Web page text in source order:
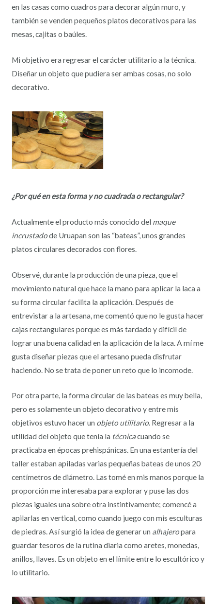
en las casas como cuadros para decorar algún muro, y
también se venden pequeños platos decorativos para las
mesas, cajitas o baúles.
Mi objetivo era regresar el carácter utilitario a la técnica.
Diseñar un objeto que pudiera ser ambas cosas, no solo
decorativo.
¿Por qué en esta forma y no cuadrada o rectangular?
Actualmente el producto más conocido del maque
incrustadode Uruapan son las “bateas”, unos grandes
platos circulares decorados con flores.
Observé, durante la producción de una pieza, que el
movimiento natural que hace la mano para aplicar la laca a
su forma circular facilita la aplicación. Después de
entrevistar a la artesana, me comentó que no le gusta hacer
cajas rectangulares porque es más tardado y difícil de
lograr una buena calidad en la aplicación de la laca. A mí me
gusta diseñar piezas que el artesano pueda disfrutar
haciendo. No se trata de poner un reto que lo incomode.
Por otra parte, la forma circular de las bateas es muy bella,
pero es solamente un objeto decorativo y entre mis
objetivos estuvo hacer un objeto utilitario. Regresar a la
utilidad del objeto que tenía la técnicacuando se
practicaba en épocas prehispánicas. En una estantería del
taller estaban apiladas varias pequeñas bateas de unos 20
centímetros de diámetro. Las tomé en mis manos porque la
proporción me interesaba para explorar y puse las dos
piezas iguales una sobre otra instintivamente; comencé a
apilarlas en vertical, como cuando juego con mis esculturas
de piedras. Así surgió la idea de generar un alhajeropara
guardar tesoros de la rutina diaria como aretes, monedas,
anillos, llaves. Es un objeto en el límite entre lo escultórico y
lo utilitario.